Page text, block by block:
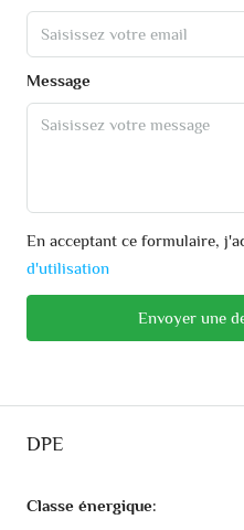
Message
En acceptant ce formulaire,
d'utilisation
Envoyer une
DPE
Classe énergique: